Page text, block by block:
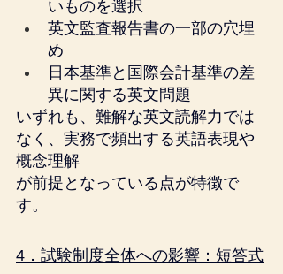
いものを選択
英文監査報告書の一部の穴埋
め
日本基準と国際会計基準の差
異に関する英文問題
いずれも、難解な英文読解力では
なく、実務で頻出する英語表現や
概念理解
が前提となっている点が特徴で
す。
4．試験制度全体への影響：短答式